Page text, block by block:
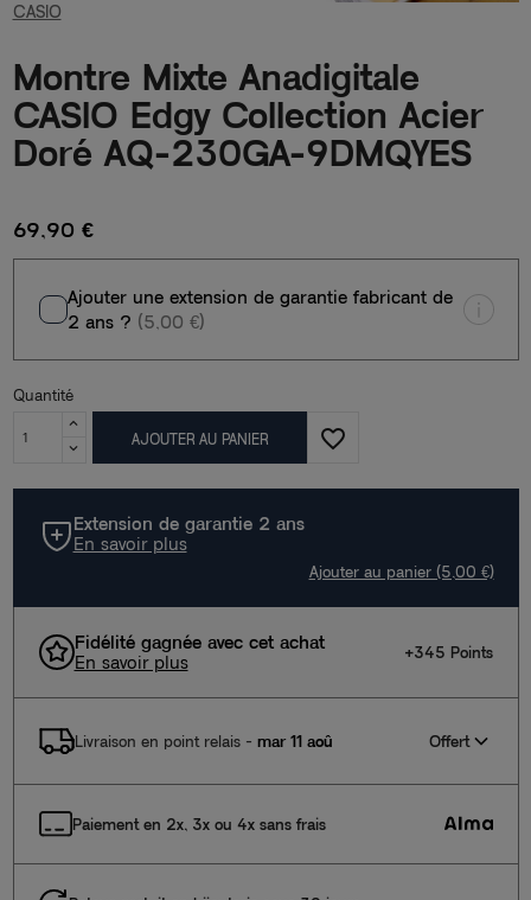
CASIO
Montre Mixte Anadigitale
CASIO Edgy Collection Acier
Doré AQ-230GA-9DMQYES
69,90 €
Ajouter une extension de garantie fabricant de
2 ans ? (5,00 €)
Quantité
AJOUTER AU PANIER favorite_border
Extension de garantie 2 ans
En savoir plus
Ajouter au panier (5,00 €)
Fidélité gagnée avec cet achat
En savoir plus
+345 Points
Livraison en point relais- mar 11 aoû Offert
Paiement en 2x, 3x ou 4x sans frais